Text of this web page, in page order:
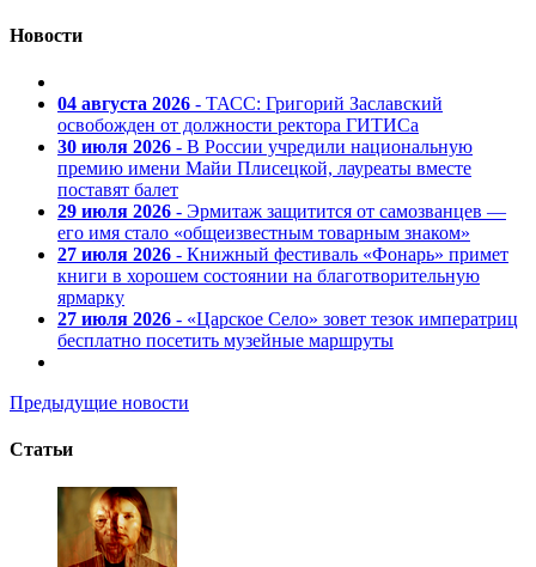
Новости
04 августа 2026 - ТАСС: Григорий Заславский
освобожден от должности ректора ГИТИСа
30 июля 2026 - В России учредили национальную
премию имени Майи Плисецкой, лауреаты вместе
поставят балет
29 июля 2026 - Эрмитаж защитится от самозванцев —
его имя стало «общеизвестным товарным знаком»
27 июля 2026 - Книжный фестиваль «Фонарь» примет
книги в хорошем состоянии на благотворительную
ярмарку
27 июля 2026 - «Царское Село» зовет тезок императриц
бесплатно посетить музейные маршруты
Предыдущие новости
Статьи